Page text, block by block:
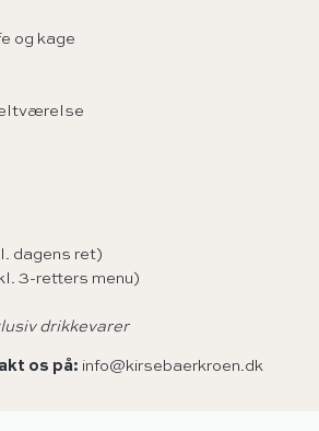
og kage
dagens ret)
3-retters menu)
drikkevarer
os på: info@kirsebaerkroen.dk